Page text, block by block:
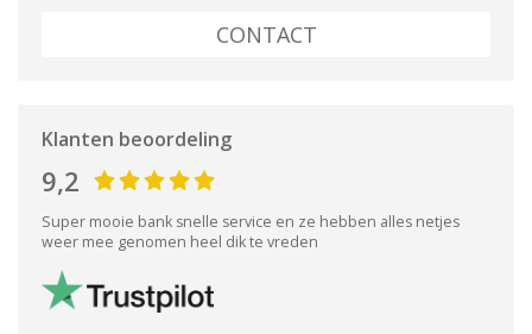
CONTACT
Klanten beoordeling
9,2
Super mooie bank snelle service en ze hebben alles netjes
weer mee genomen heel dik te vreden